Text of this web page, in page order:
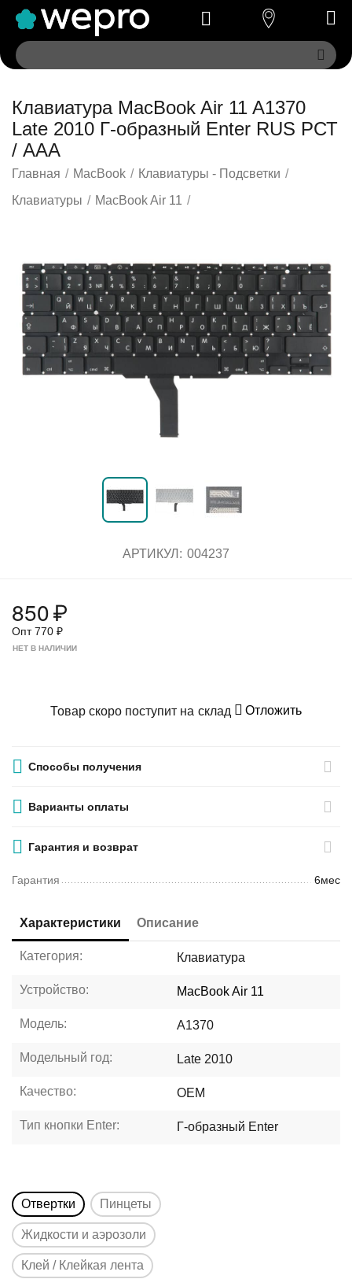
Клавиатура MacBook Air 11 A1370
Late 2010 Г-образный Enter RUS РСТ
/ AAA
Главная / MacBook / Клавиатуры - Подсветки /
Клавиатуры / MacBook Air 11 /
АРТИКУЛ: 004237
850₽
Опт770 ₽
НЕТ В НАЛИЧИИ
Товар скоро поступит на склад Отложить
Способы получения
Варианты оплаты
Гарантия и возврат
Гарантия 6мес
Характеристики Описание
Категория: Клавиатура
Устройство: MacBook Air 11
Модель: A1370
Модельный год: Late 2010
Качество: OEM
Тип кнопки Enter: Г-образный Enter
Отвертки Пинцеты
Жидкости и аэрозоли
Клей / Клейкая лента